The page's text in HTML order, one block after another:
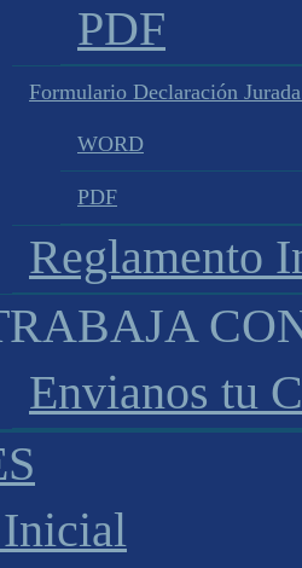
PDF
Formulario Declaración
WORD
PDF
Reglamento
Envianos tu